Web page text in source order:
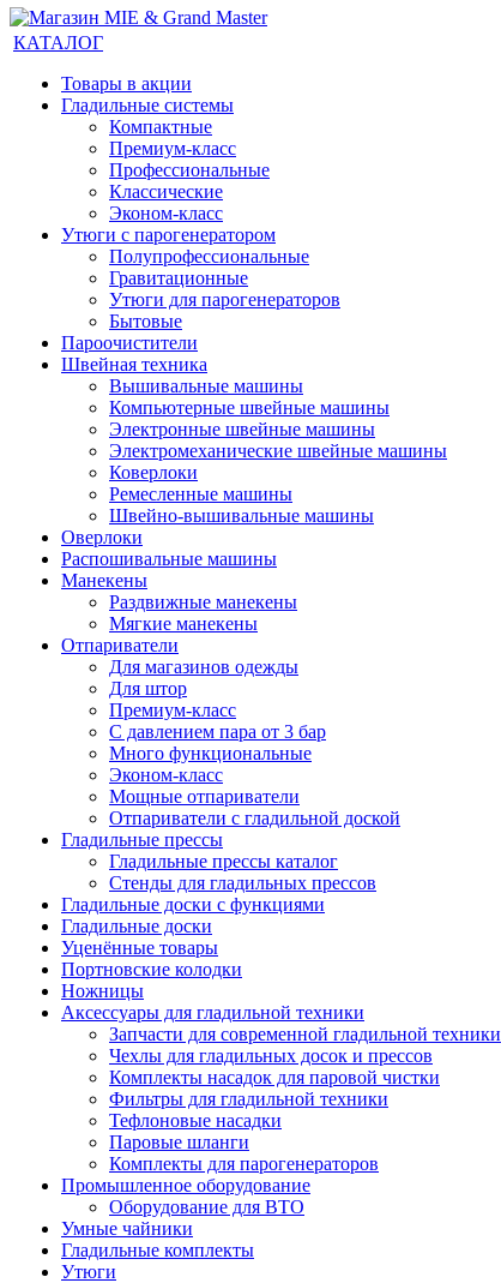
КАТАЛОГ
Товары в акции
Гладильные системы
Компактные
Премиум-класс
Профессиональные
Классические
Эконом-класс
Утюги с парогенератором
Полупрофессиональные
Гравитационные
Утюги для парогенераторов
Бытовые
Пароочистители
Швейная техника
Вышивальные машины
Компьютерные швейные машины
Электронные швейные машины
Электромеханические швейные машины
Коверлоки
Ремесленные машины
Швейно-вышивальные машины
Оверлоки
Распошивальные машины
Манекены
Раздвижные манекены
Мягкие манекены
Отпариватели
Для магазинов одежды
Для штор
Премиум-класс
С давлением пара от 3 бар
Много функциональные
Эконом-класс
Мощные отпариватели
Отпариватели с гладильной доской
Гладильные прессы
Гладильные прессы каталог
Стенды для гладильных прессов
Гладильные доски с функциями
Гладильные доски
Уценённые товары
Портновские колодки
Ножницы
Аксессуары для гладильной техники
Запчасти для современной гладильной техники
Чехлы для гладильных досок и прессов
Комплекты насадок для паровой чистки
Фильтры для гладильной техники
Тефлоновые насадки
Паровые шланги
Комплекты для парогенераторов
Промышленное оборудование
Оборудование для ВТО
Умные чайники
Гладильные комплекты
Утюги